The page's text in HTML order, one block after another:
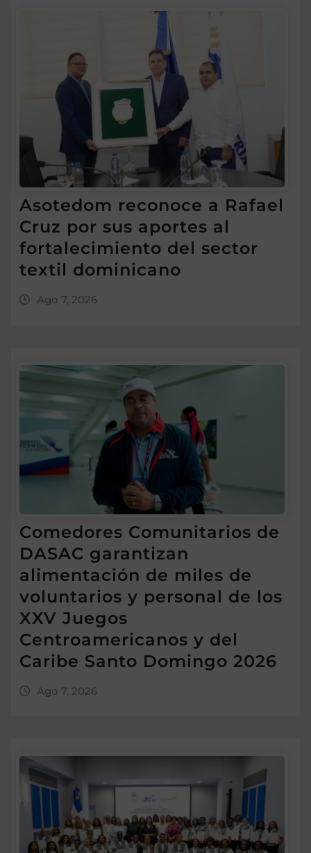
Asotedom reconoce a Rafael
Cruz por sus aportes al
fortalecimiento del sector
textil dominicano
Ago 7, 2026
Comedores Comunitarios de
DASAC garantizan
alimentación de miles de
voluntarios y personal de los
XXV Juegos
Centroamericanos y del
Caribe Santo Domingo 2026
Ago 7, 2026